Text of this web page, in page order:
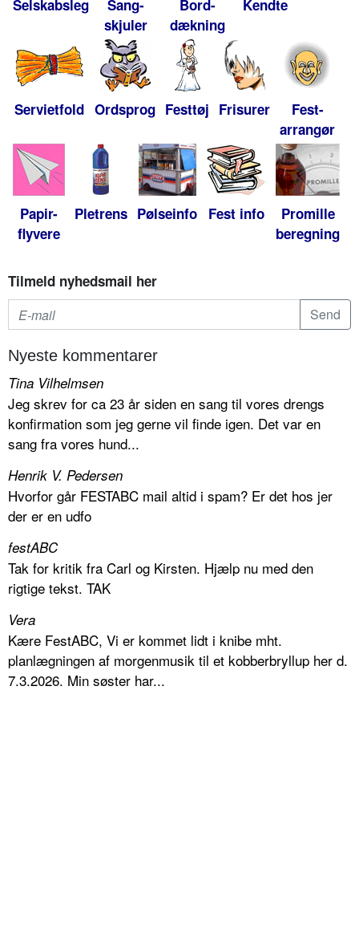
Selskabsleg
Sang-
skjuler
Bord-
dækning
Kendte
Servietfold Ordsprog Festtøj Frisurer
Fest-
arrangør
Papir-
flyvere
Pletrens Pølseinfo Fest info
Promille
beregning
Tilmeld nyhedsmail her
Nyeste kommentarer
Tina Vilhelmsen
Jeg skrev for ca 23 år siden en sang til vores drengs
konfirmation som jeg gerne vil finde igen. Det var en
sang fra vores hund...
Henrik V. Pedersen
Hvorfor går FESTABC mail altid i spam? Er det hos jer
der er en udfo
festABC
Tak for kritik fra Carl og Kirsten. Hjælp nu med den
rigtige tekst. TAK
Vera
Kære FestABC, Vi er kommet lidt i knibe mht.
planlægningen af morgenmusik til et kobberbryllup her d.
7.3.2026. Min søster har...